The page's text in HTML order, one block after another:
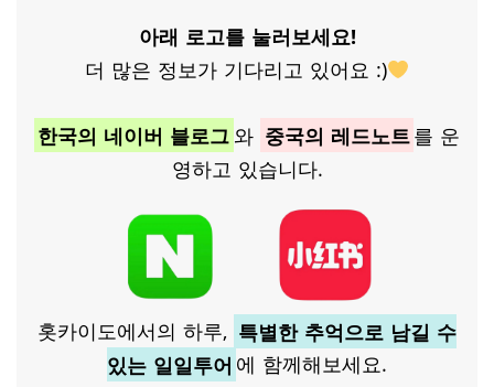
아래 로고를 눌러보세요!
더 많은 정보가 기다리고 있어요 :)
한국의 네이버 블로그 와 중국의 레드노트를 운
영하고 있습니다.
홋카이도에서의 하루, 특별한 추억으로 남길 수
있는 일일투어 에 함께해보세요.